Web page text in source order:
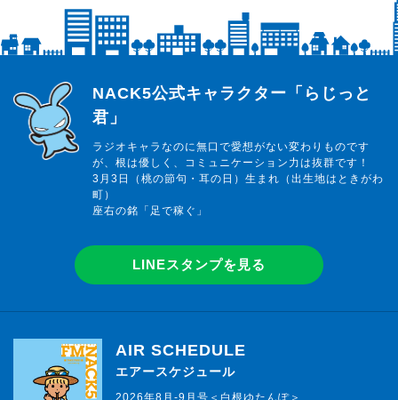
らじっと君
NACK5公式キャラクター「らじっと
君」
ラジオキャラなのに無口で愛想がない変わりものです
が、根は優しく、コミュニケーション力は抜群です！
3月3日（桃の節句・耳の日）生まれ（出生地はときがわ
町）
座右の銘「足で稼ぐ」
LINEスタンプを見る
AIR SCHEDULE
エアースケジュール
2026年8月-9月号＜白根ゆたんぽ＞